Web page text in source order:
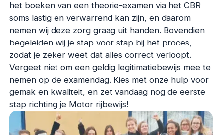
het boeken van een theorie-examen via het CBR
soms lastig en verwarrend kan zijn, en daarom
nemen wij deze zorg graag uit handen. Bovendien
begeleiden wij je stap voor stap bij het proces,
zodat je zeker weet dat alles correct verloopt.
Vergeet niet om een geldig legitimatiebewijs mee te
nemen op de examendag. Kies met onze hulp voor
gemak en kwaliteit, en zet vandaag nog de eerste
stap richting je Motor rijbewijs!